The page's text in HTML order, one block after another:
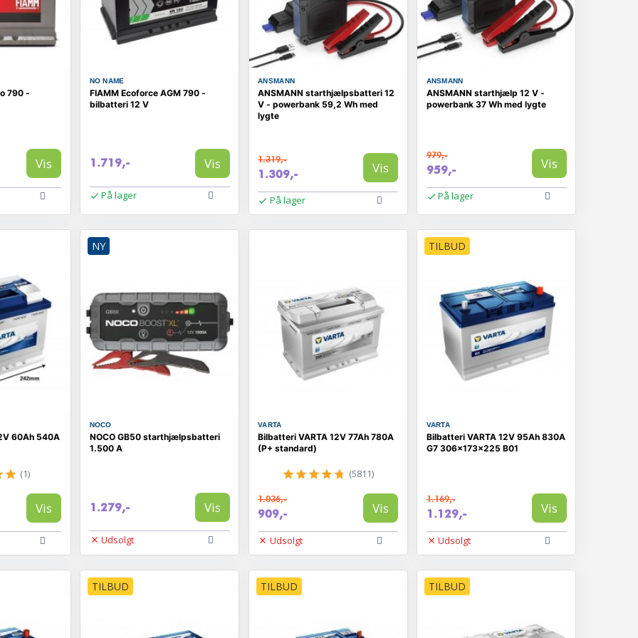
790 -
Vis
NO NAME
FIAMM Ecoforce AGM 790 -
bilbatteri 12 V
1.719,- Vis
På lager
ANSMANN
ANSMANN starthjælpsbatteri 12
V - powerbank 59,2 Wh med
lygte
1.319,-
1.309,- Vis
På lager
ANSMANN
ANSMANN starthjælp 12 V -
powerbank 37 Wh med lygte
979,-
959,- Vis
På lager
60Ah 540A
(1)
Vis
NY
NOCO
NOCO GB50 starthjælpsbatteri
1.500 A
1.279,- Vis
Udsolgt
VARTA
Bilbatteri VARTA 12V 77Ah 780A
(P+ standard)
(5811)
1.036,-
909,- Vis
Udsolgt
TILBUD
VARTA
Bilbatteri VARTA 12V 95Ah 830A
G7 306×173×225 B01
1.169,-
1.129,- Vis
Udsolgt
TILBUD TILBUD TILBUD